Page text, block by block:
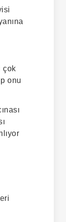
çok
onu